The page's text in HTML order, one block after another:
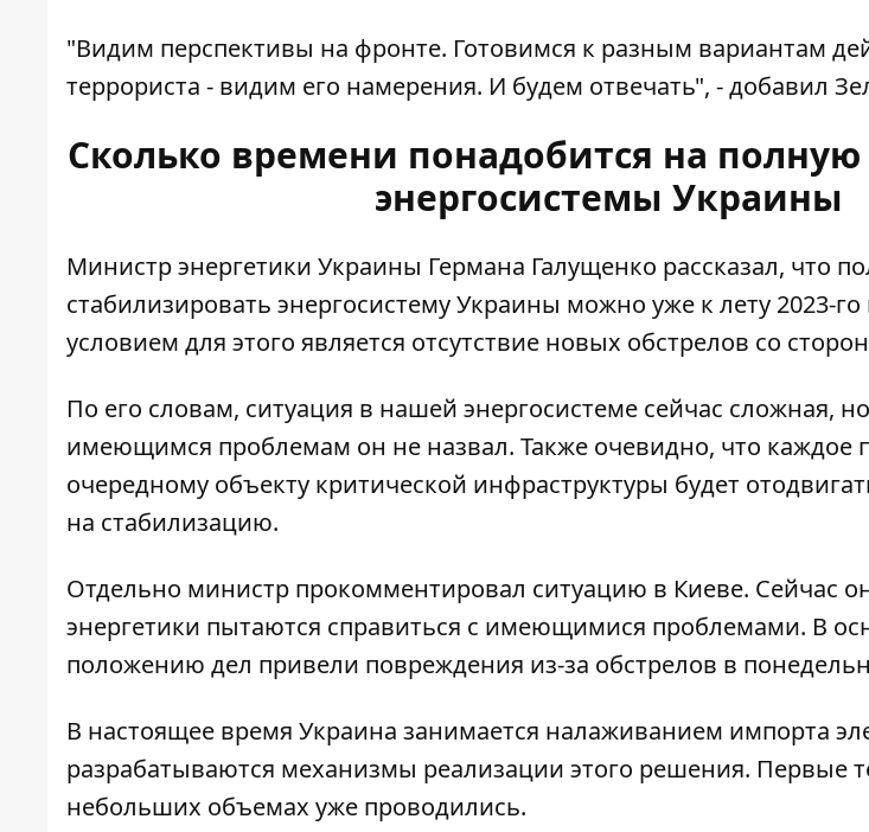
"Видим перспективы на фронте. Готовимся к разным вариантам
террориста - видим его намерения. И будем отвечать", - добавил
Сколько времени понадобится на
энергосистемы Украины
Министр энергетики Украины Германа Галущенко рассказал, что
стабилизировать энергосистему Украины можно уже к лету 2023-
условием для этого является отсутствие новых обстрелов со
По его словам, ситуация в нашей энергосистеме сейчас сложная,
имеющимся проблемам он не назвал. Также очевидно, что каждое
очередному объекту критической инфраструктуры будет
на стабилизацию.
Отдельно министр прокомментировал ситуацию в Киеве. Сейчас
энергетики пытаются справиться с имеющимися проблемами. В
положению дел привели повреждения из-за обстрелов в
В настоящее время Украина занимается налаживанием импорта
разрабатываются механизмы реализации этого решения. Первые
небольших объемах уже проводились.